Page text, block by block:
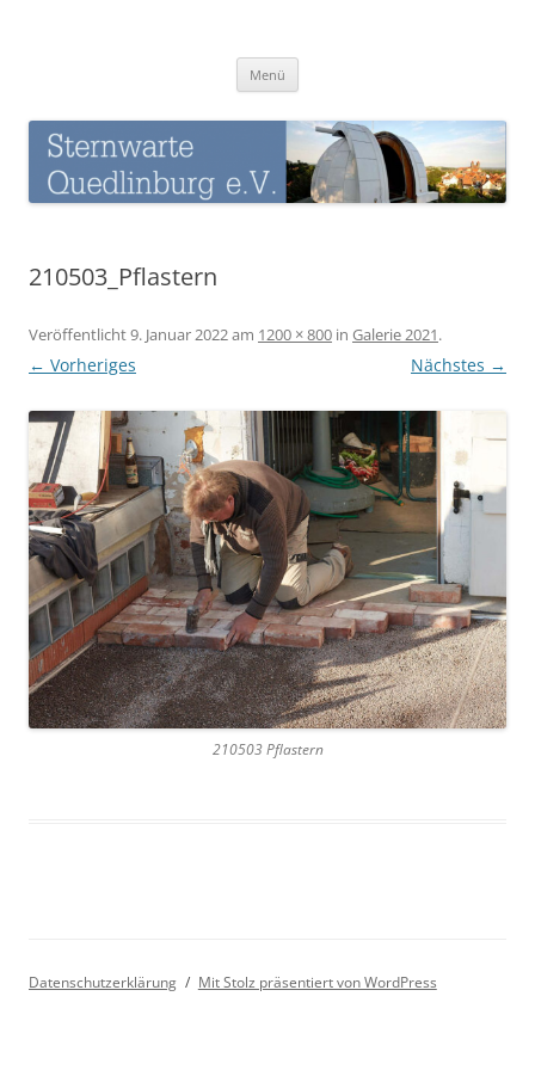
Menü
210503_Pflastern
Veröffentlicht9. Januar 2022am 1200 × 800 in Galerie 2021.
← Vorheriges Nächstes →
210503 Pflastern
Datenschutzerklärung Mit Stolz präsentiert von WordPress